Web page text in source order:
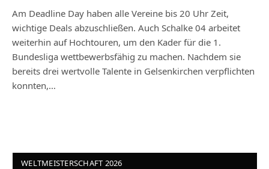
Am Deadline Day haben alle Vereine bis 20 Uhr Zeit,
wichtige Deals abzuschließen. Auch Schalke 04 arbeitet
weiterhin auf Hochtouren, um den Kader für die 1.
Bundesliga wettbewerbsfähig zu machen. Nachdem sie
bereits drei wertvolle Talente in Gelsenkirchen verpflichten
konnten,…
WELTMEISTERSCHAFT 2026